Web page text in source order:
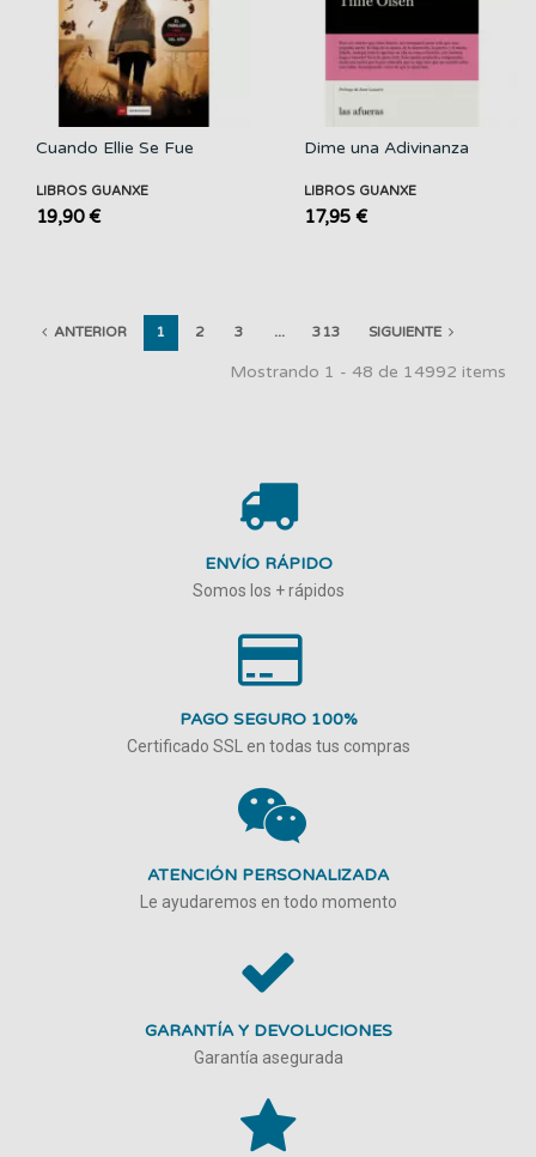
Cuando Ellie Se Fue
LIBROS GUANXE
19,90 €
Dime una Adivinanza
LIBROS GUANXE
17,95 €
ANTERIOR 1 2 3 ... 313 SIGUIENTE
Mostrando 1 - 48 de 14992 items
ENVÍO RÁPIDO
Somos los + rápidos
PAGO SEGURO 100%
Certificado SSL en todas tus compras
ATENCIÓN PERSONALIZADA
Le ayudaremos en todo momento
GARANTÍA Y DEVOLUCIONES
Garantía asegurada